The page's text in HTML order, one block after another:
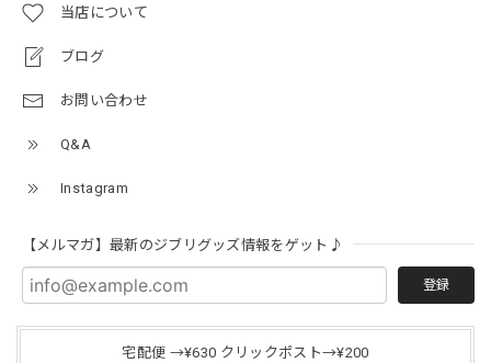
当店について
ブログ
お問い合わせ
Q&A
Instagram
【メルマガ】最新のジブリグッズ情報をゲット♪
登録
宅配便 →¥630 クリックポスト→¥200